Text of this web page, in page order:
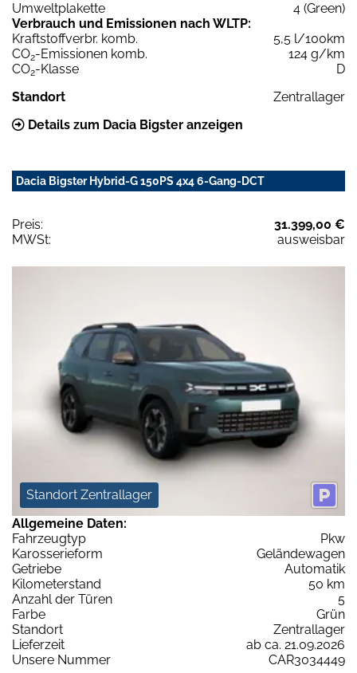
Umweltplakette
4 (Green)
Verbrauch und Emissionen nach WLTP:
Kraftstoffverbr. komb.
5,5 l/100km
CO2-Emissionen komb.
124 g/km
CO2-Klasse
D
Standort
Zentrallager
Details zum Dacia Bigster anzeigen
Dacia Bigster Hybrid-G 150PS 4x4 6-Gang-DCT
Preis:
31.399,00 €
MWSt:
ausweisbar
Standort Zentrallager
Allgemeine Daten:
Fahrzeugtyp
Pkw
Karosserieform
Geländewagen
Getriebe
Automatik
Kilometerstand
50 km
Anzahl der Türen
5
Farbe
Grün
Standort
Zentrallager
Lieferzeit
ab ca. 21.09.2026
Unsere Nummer
CAR3034449